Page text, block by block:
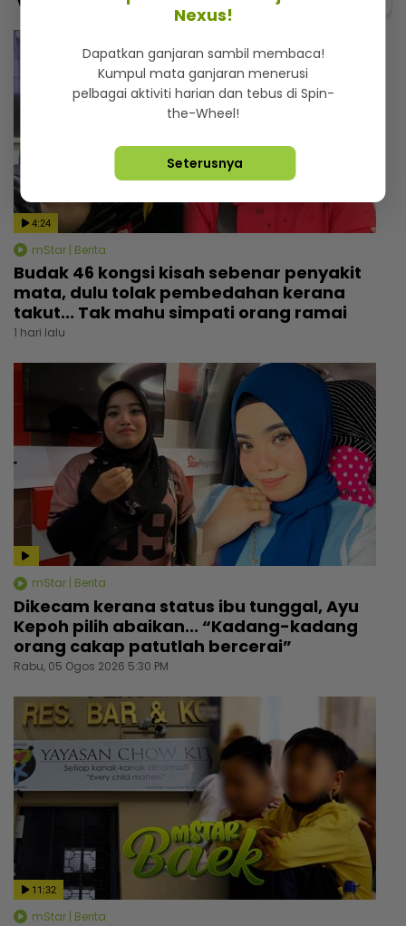
4:24
mStar | Berita
Budak 46 kongsi kisah sebenar penyakit
mata, dulu tolak pembedahan kerana
takut... Tak mahu simpati orang ramai
1 hari lalu
mStar | Berita
Dikecam kerana status ibu tunggal, Ayu
Kepoh pilih abaikan... “Kadang-kadang
orang cakap patutlah bercerai”
Rabu, 05 Ogos 2026 5:30 PM
11:32
mStar | Berita
Nexus!
Dapatkan ganjaran sambil membaca!
Kumpul mata ganjaran menerusi
pelbagai aktiviti harian dan tebus di Spin-
the-Wheel!
Seterusnya